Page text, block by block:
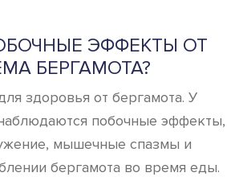
ЭФФЕКТЫ ОТ
БЕРГАМОТА?
здоровья от бергамота. У
побочные эффекты,
мышечные спазмы и
бергамота во время еды.